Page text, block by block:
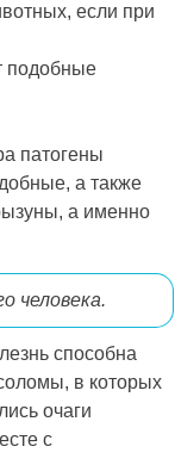
если при
подобные
патогены
а также
а именно
человека.
способна
в которых
очаги
с